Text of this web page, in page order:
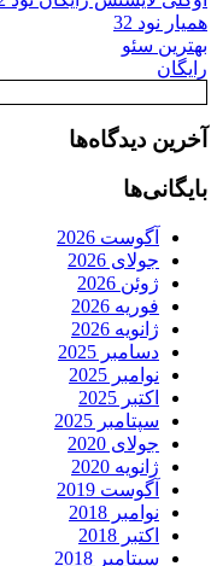
همیار نود 32
بهترین سئو
رایگان
آخرین دیدگاه‌ها
بایگانی‌ها
آگوست 2026
جولای 2026
ژوئن 2026
فوریه 2026
ژانویه 2026
دسامبر 2025
نوامبر 2025
اکتبر 2025
سپتامبر 2025
جولای 2020
ژانویه 2020
آگوست 2019
نوامبر 2018
اکتبر 2018
سپتامبر 2018